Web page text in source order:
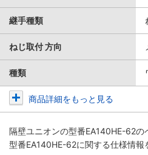
継手種類
ねじ取付 方向
種類
商品詳細をもっと見る
隔壁ユニオンの型番EA140HE-62の
型番EA140HE-62に関する仕様情報